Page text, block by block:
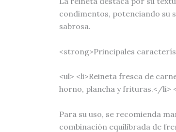
condimentos, potenciando su
sabrosa.
<strong>Principales
<ul> <li>Reineta fresca de
horno, plancha y frituras.</li>
Para su uso, se recomienda
combinación equilibrada de